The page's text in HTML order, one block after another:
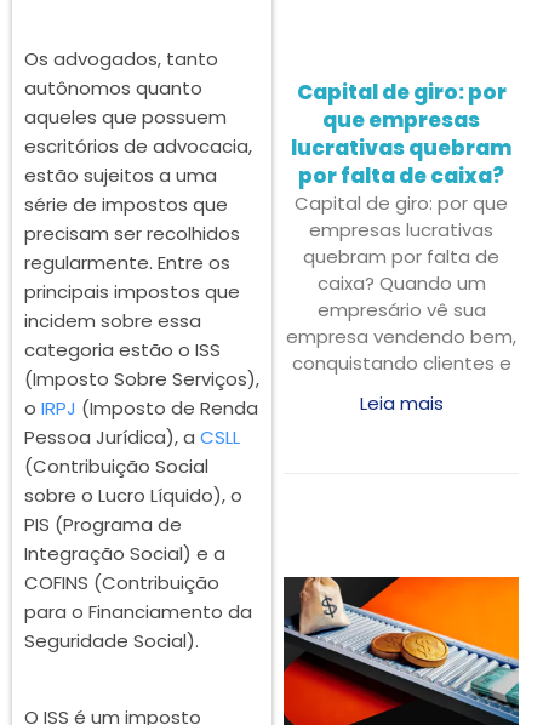
Os advogados, tanto
autônomos quanto
aqueles que possuem
escritórios de advocacia,
estão sujeitos a uma
série de impostos que
precisam ser recolhidos
regularmente. Entre os
principais impostos que
incidem sobre essa
categoria estão o ISS
(Imposto Sobre Serviços),
o IRPJ (Imposto de Renda
Pessoa Jurídica), a CSLL
(Contribuição Social
sobre o Lucro Líquido), o
PIS (Programa de
Integração Social) e a
COFINS (Contribuição
para o Financiamento da
Seguridade Social).
O ISS é um imposto
Capital de giro: por
que empresas
lucrativas quebram
por falta de caixa?
Capital de giro: por que
empresas lucrativas
quebram por falta de
caixa? Quando um
empresário vê sua
empresa vendendo bem,
conquistando clientes e
Leia mais